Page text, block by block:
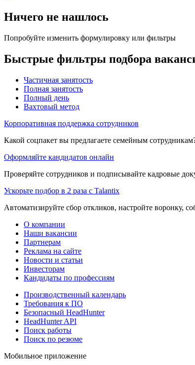
Ничего не нашлось
Попробуйте изменить формулировку или фильтры
Быстрые фильтры подбора
Частичная занятость
Полная занятость
Полный день
Вахтовый метод
Корпоративная поддержка сотрудников
Какой соцпакет вы предлагаете семейным
Оформляйте кандидатов онлайн
Проверяйте сотрудников и подписывайте кадровые
Ускорьте подбор в 2 раза с Talantix
Автоматизируйте сбор откликов, настройте воронку,
О компании
Наши вакансии
Партнерам
Реклама на сайте
Новости и статьи
Инвесторам
Кандидаты по профессиям
Производственный календарь
Требования к ПО
Безопасный HeadHunter
HeadHunter API
Поиск работы
Поиск по резюме
Мобильное приложение